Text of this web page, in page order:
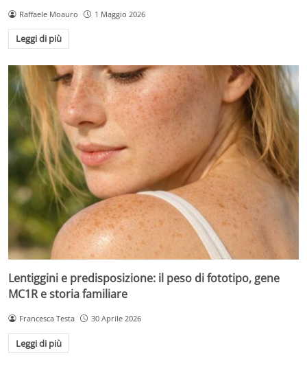
Raffaele Moauro 1 Maggio 2026
Leggi di più
Lentiggini e predisposizione: il peso di fototipo, gene
MC1R e storia familiare
Francesca Testa 30 Aprile 2026
Leggi di più